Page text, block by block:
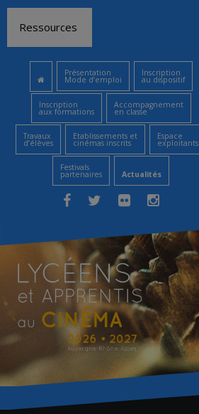
contenu
Ressources
Présentation
Mode d’emploi
Inscription
au dispositif
Inscription
aux formations
Accompagnement
en classe
Travaux
d’élèves
Etablissements et
cinémas inscrits
Espace
exploitants
Festivals
partenaires Actualités